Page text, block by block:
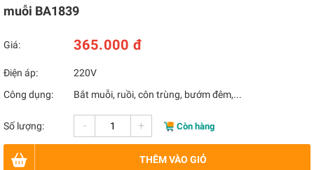
muỗi BA1839
Giá: 365.000 đ
Điện áp:
220V
Công dụng:
Bắt muỗi, ruồi, côn trùng, bướm đêm,...
Số lượng: - + Còn hàng
THÊM VÀO GIỎ